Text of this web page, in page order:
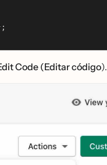
Code (Editar código).